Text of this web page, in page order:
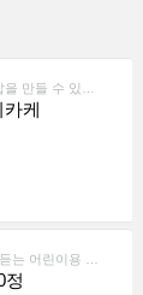
케
정